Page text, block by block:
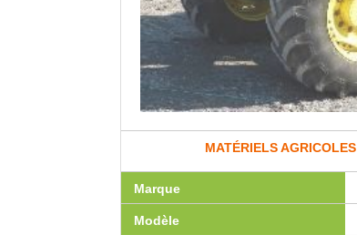
MATÉRIELS AGRICOLES
Marque
Modèle